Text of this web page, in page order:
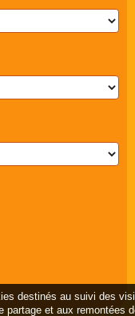
destinés au suivi des
partage et aux remontées